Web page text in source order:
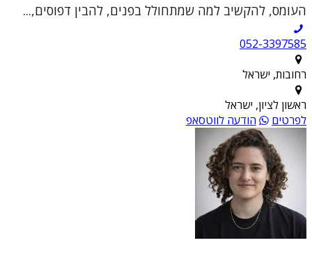
העומס, להקשיב למה שמתחולל בפנים, להבין דפוסים,...
052-3397585
רחובות, ישראל
ראשון לציון, ישראל
לפרטים
הודעה לווטסאפ